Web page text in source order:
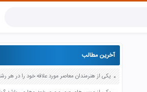
آخرین مطالب